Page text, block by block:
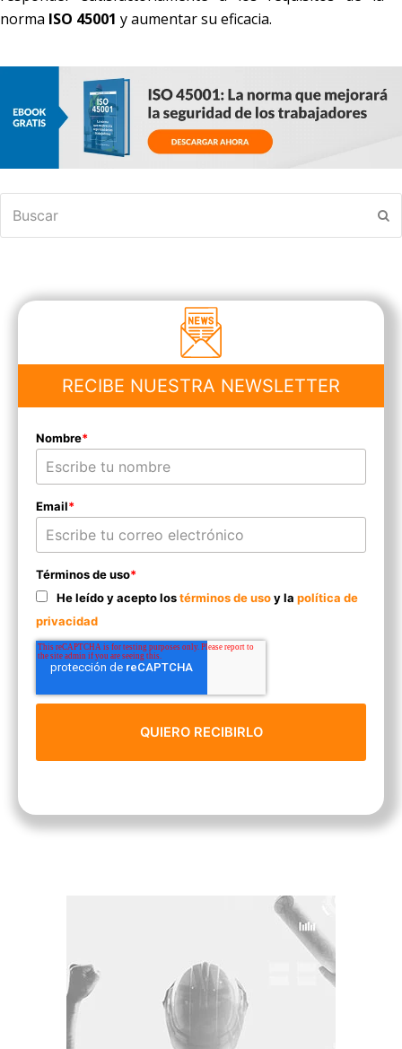
norma ISO 45001 y aumentar su eficacia.
RECIBE NUESTRA NEWSLETTER
Nombre*
Email*
Términos de uso*
He leído y acepto lostérminos de usoy la política de
privacidad